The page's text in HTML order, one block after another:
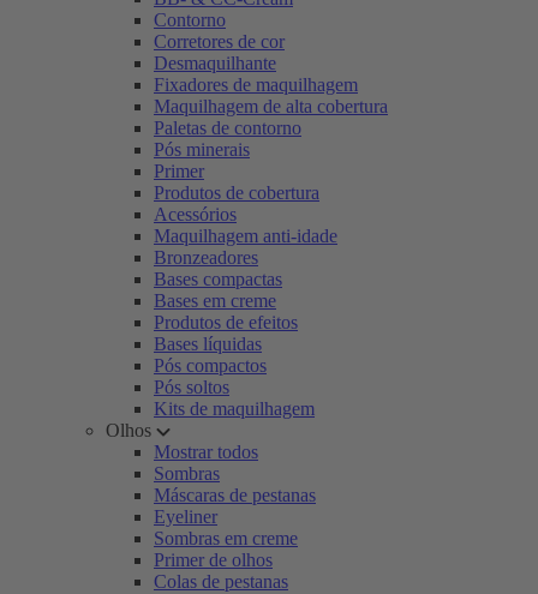
Contorno
Corretores de cor
Desmaquilhante
Fixadores de maquilhagem
Maquilhagem de alta cobertura
Paletas de contorno
Pós minerais
Primer
Produtos de cobertura
Acessórios
Maquilhagem anti-idade
Bronzeadores
Bases compactas
Bases em creme
Produtos de efeitos
Bases líquidas
Pós compactos
Pós soltos
Kits de maquilhagem
Olhos
Mostrar todos
Sombras
Máscaras de pestanas
Eyeliner
Sombras em creme
Primer de olhos
Colas de pestanas